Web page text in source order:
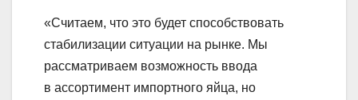
«Считаем, что это будет способствовать
стабилизации ситуации на рынке. Мы
рассматриваем возможность ввода
в ассортимент импортного яйца, но